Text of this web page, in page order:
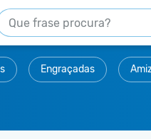
Engraçadas